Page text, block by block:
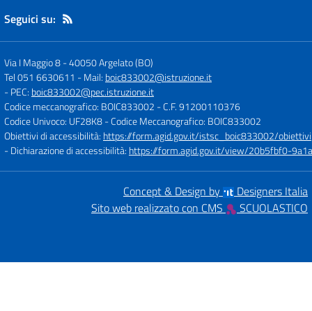
Seguici su:
Via I Maggio 8-40050 Argelato (BO)
Tel 051 6630611 - Mail: boic833002@istruzione.it
- PEC: boic833002@pec.istruzione.it
Codice meccanografico: BOIC833002 - C.F. 91200110376
Codice Univoco: UF28K8- Codice Meccanografico: BOIC833002
Obiettivi di accessibilità: https://form.agid.gov.it/istsc_boic833002/obiettivi
- Dichiarazione di accessibilità: https://form.agid.gov.it/view/20b5fbf0-
Concept & Design by
Designers Italia
Sito web realizzato con CMS
SCUOLASTICO